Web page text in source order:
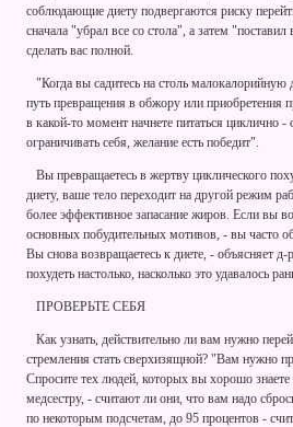
соблюдающие диету подвергаются риску
сначала "убрал все со стола", а затем
сделать вас полной.
"Когда вы садитесь на столь малокалорийную
путь превращения в обжору или приобретения
в какой-то момент начнете питаться циклично -
ограничивать себя, желание есть победит".
Вы превращаетесь в жертву циклического
диету, ваше тело переходит на другой режим
более эффективное запасание жиров. Если вы
основных побудительных мотивов, - вы часто
Вы снова возвращаетесь к диете, - объясняет
похудеть настолько, насколько это удавалось
ПРОВЕРЬТЕ СЕБЯ
Как узнать, действительно ли вам нужно
стремления стать сверхизящной? "Вам нужно
Спросите тех людей, которых вы хорошо
медсестру, - считают ли они, что вам надо
по некоторым подсчетам, до 95 процентов -